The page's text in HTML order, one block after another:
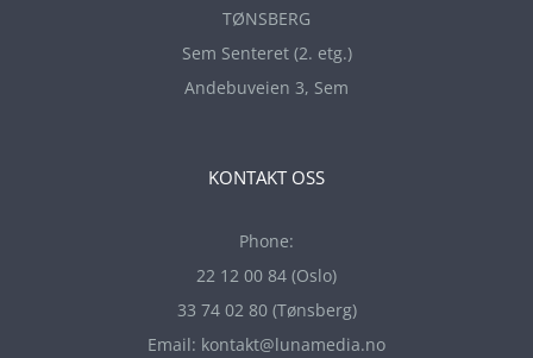
TØNSBERG
Sem Senteret (2. etg.)
Andebuveien 3, Sem
KONTAKT OSS
Phone:
22 12 00 84 (Oslo)
33 74 02 80 (Tønsberg)
Email: kontakt@lunamedia.no